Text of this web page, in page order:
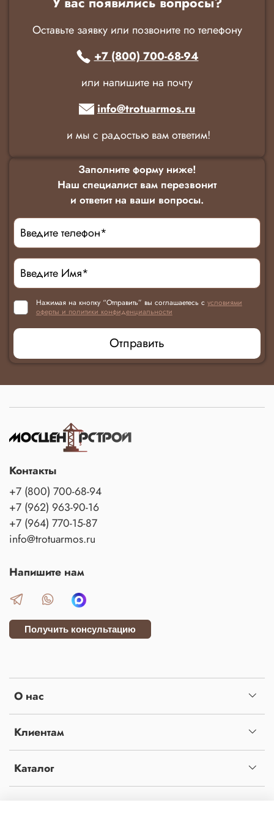
Оставьте заявку или позвоните по телефону
+7 (800) 700-68-94
или напишите на почту
info@trotuarmos.ru
и мы с радостью вам ответим!
Заполните форму ниже!
Наш специалист вам перезвонит
и ответит на ваши вопросы.
Нажимая на кнопку “Отправить” вы соглашаетесь с условиями
оферты и политики конфиденциальности
Отправить
О нас
Клиентам
Каталог
Контакты
+7 (800) 700-68-94
+7 (962) 963-90-16
+7 (964) 770-15-87
info@trotuarmos.ru
Напишите нам
Получить консультацию